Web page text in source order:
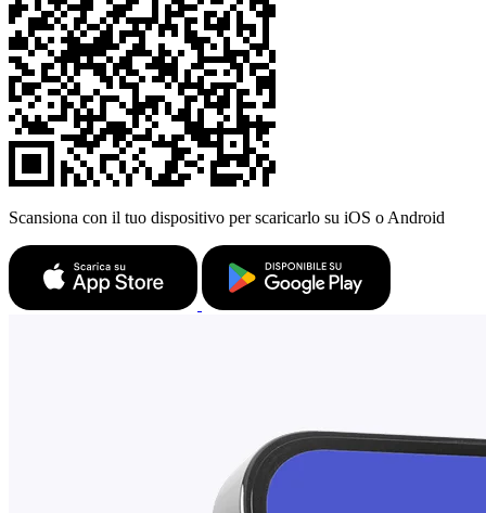
Scansiona con il tuo dispositivo per scaricarlo su iOS o Android